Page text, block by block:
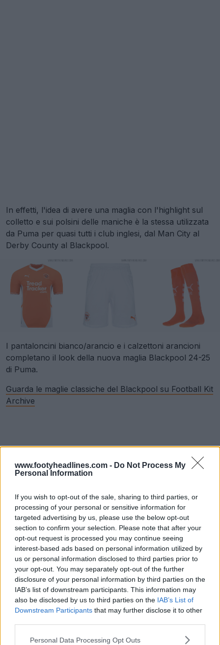
www.footyheadlines.com - Do Not Process My
Personal Information
If you wish to opt-out of the sale, sharing to third parties, or
processing of your personal or sensitive information for
targeted advertising by us, please use the below opt-out
section to confirm your selection. Please note that after your
opt-out request is processed you may continue seeing
interest-based ads based on personal information utilized by
us or personal information disclosed to third parties prior to
your opt-out. You may separately opt-out of the further
disclosure of your personal information by third parties on the
IAB’s list of downstream participants. This information may
also be disclosed by us to third parties on the IAB’s List of
Downstream Participants that may further disclose it to other
Personal Data Processing Opt Outs
In effetti, l'idea di avere una maglia con l'highlight sul
colletto e sui polsini delle maniche è la stessa utilizzata
da Puma per quasi tutti i club inglesi, dal Man City al
Derby County al Blackpool.
I pantaloncini bianco/arancio e i calzettoni arancioni
completano il look della nuova maglia Blackpool 24-25
di Puma.
Guarda le maglie classiche del Blackpool su Football Kit
Archive